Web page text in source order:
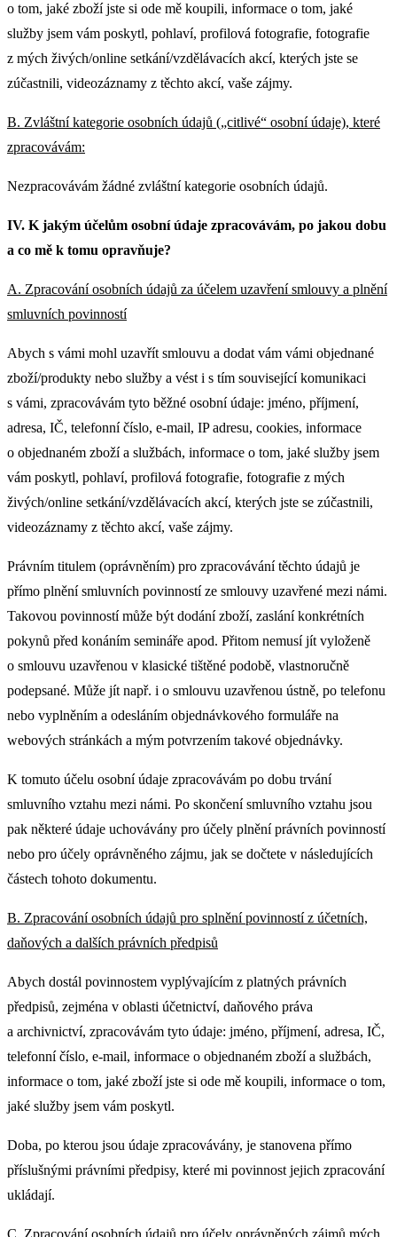
o tom, jaké zboží jste si ode mě koupili, informace o tom, jaké
služby jsem vám poskytl, pohlaví, profilová fotografie, fotografie
z mých živých/online setkání/vzdělávacích akcí, kterých jste se
zúčastnili, videozáznamy z těchto akcí, vaše zájmy.
B. Zvláštní kategorie osobních údajů („citlivé“ osobní údaje), které
zpracovávám:
Nezpracovávám žádné zvláštní kategorie osobních údajů.
IV. K jakým účelům osobní údaje zpracovávám, po jakou dobu
a co mě k tomu opravňuje?
A. Zpracování osobních údajů za účelem uzavření smlouvy a plnění
smluvních povinností
Abych s vámi mohl uzavřít smlouvu a dodat vám vámi objednané
zboží/produkty nebo služby a vést i s tím související komunikaci
s vámi, zpracovávám tyto běžné osobní údaje: jméno, příjmení,
adresa, IČ, telefonní číslo, e-mail, IP adresu, cookies, informace
o objednaném zboží a službách, informace o tom, jaké služby jsem
vám poskytl, pohlaví, profilová fotografie, fotografie z mých
živých/online setkání/vzdělávacích akcí, kterých jste se zúčastnili,
videozáznamy z těchto akcí, vaše zájmy.
Právním titulem (oprávněním) pro zpracovávání těchto údajů je
přímo plnění smluvních povinností ze smlouvy uzavřené mezi námi.
Takovou povinností může být dodání zboží, zaslání konkrétních
pokynů před konáním semináře apod. Přitom nemusí jít vyloženě
o smlouvu uzavřenou v klasické tištěné podobě, vlastnoručně
podepsané. Může jít např. i o smlouvu uzavřenou ústně, po telefonu
nebo vyplněním a odesláním objednávkového formuláře na
webových stránkách a mým potvrzením takové objednávky.
K tomuto účelu osobní údaje zpracovávám po dobu trvání
smluvního vztahu mezi námi. Po skončení smluvního vztahu jsou
pak některé údaje uchovávány pro účely plnění právních povinností
nebo pro účely oprávněného zájmu, jak se dočtete v následujících
částech tohoto dokumentu.
B. Zpracování osobních údajů pro splnění povinností z účetních,
daňových a dalších právních předpisů
Abych dostál povinnostem vyplývajícím z platných právních
předpisů, zejména v oblasti účetnictví, daňového práva
a archivnictví, zpracovávám tyto údaje: jméno, příjmení, adresa, IČ,
telefonní číslo, e-mail, informace o objednaném zboží a službách,
informace o tom, jaké zboží jste si ode mě koupili, informace o tom,
jaké služby jsem vám poskytl.
Doba, po kterou jsou údaje zpracovávány, je stanovena přímo
příslušnými právními předpisy, které mi povinnost jejich zpracování
ukládají.
C. Zpracování osobních údajů pro účely oprávněných zájmů mých